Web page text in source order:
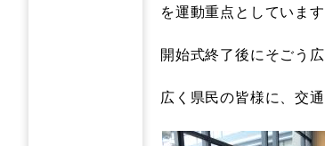
を運動重点としています
開始式終了後にそごう
広く県民の皆様に、交